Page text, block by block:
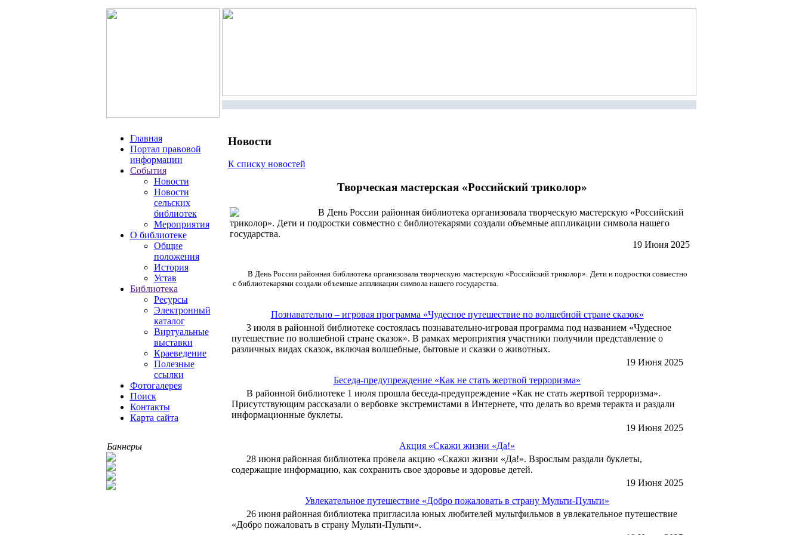
Главная
Портал правовой
информации
События
Новости
Новости
сельских
библиотек
Мероприятия
О библиотеке
Общие
положения
История
Устав
Библиотека
Ресурсы
Электронный
каталог
Виртуальные
выставки
Краеведение
Полезные
ссылки
Фотогалерея
Поиск
Контакты
Карта сайта
Баннеры
Новости
К списку новостей
Творческая мастерская «Российский триколор»
В День России районная библиотека организовала творческую мастерскую «Российский
триколор». Дети и подростки совместно с библиотекарями создали объемные аппликации символа нашего
государства.
19 Июня 2025
В День России районная библиотека организовала творческую мастерскую «Российский триколор». Дети и подростки совместно
с библиотекарями создали объемные аппликации символа нашего государства.
Познавательно – игровая программа «Чудесное путешествие по волшебной стране сказок»
3 июля в районной библиотеке состоялась познавательно-игровая программа под названием «Чудесное
путешествие по волшебной стране сказок». В рамках мероприятия участники получили представление о
различных видах сказок, включая волшебные, бытовые и сказки о животных.
19 Июня 2025
Беседа-предупреждение «Как не стать жертвой терроризма»
В районной библиотеке 1 июля прошла беседа-предупреждение «Как не стать жертвой терроризма».
Присутствующим рассказали о вербовке экстремистами в Интернете, что делать во время теракта и раздали
информационные буклеты.
19 Июня 2025
Акция «Скажи жизни «Да!»
28 июня районная библиотека провела акцию «Скажи жизни «Да!». Взрослым раздали буклеты,
содержащие информацию, как сохранить свое здоровье и здоровье детей.
19 Июня 2025
Увлекательное путешествие «Добро пожаловать в страну Мульти-Пульти»
26 июня районная библиотека пригласила юных любителей мультфильмов в увлекательное путешествие
«Добро пожаловать в страну Мульти-Пульти».